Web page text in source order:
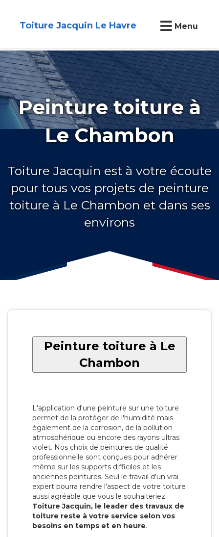
Toiture Jacquin Le Havre Menu
Peinture toiture à
Le Chambon
Toiture Jacquin est à votre écoute
pour tous vos projets de peinture
toiture à Le Chambon et dans ses
environs
Peinture toiture à Le
Chambon
L'application d'une peinture sur une toiture
permet de la protéger de l'humidité mais
également de la corrosion, de la pollution
atmosphérique ou encore des rayons ultras
violet. Nos choix de peintures de qualité
professionnelle sont conçues pour adhérer
même sur les supports difficiles et les
anciennes peintures. Seul le travail d'un vrai
expert pourra rendre l'aspect de votre toiture
aussi agréable que vous le souhaiteriez.
Toiture Jacquin, le leader des travaux de
toiture reste à votre service selon vos
besoins en temps et en heure.